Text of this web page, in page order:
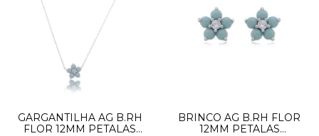
GARGANTILHA AG B.RH
FLOR 12MM PETALAS
BRINCO AG B.RH FLOR
12MM PETALAS